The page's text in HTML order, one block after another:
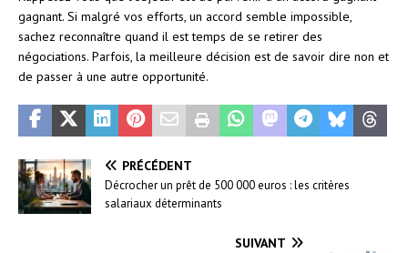
gagnant. Si malgré vos efforts, un accord semble impossible,
sachez reconnaître quand il est temps de se retirer des
négociations. Parfois, la meilleure décision est de savoir dire non et
de passer à une autre opportunité.
PRÉCÉDENT
Décrocher un prêt de 500 000 euros : les critères
salariaux déterminants
SUIVANT